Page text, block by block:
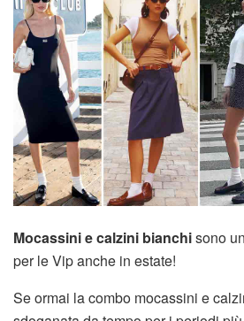
Mocassini e calzini bianchisono
per le Vip anche in estate!
Se ormai la combo mocassini e